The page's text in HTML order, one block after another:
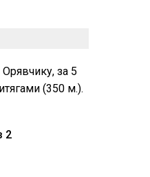
за 5
(350 м.).
2